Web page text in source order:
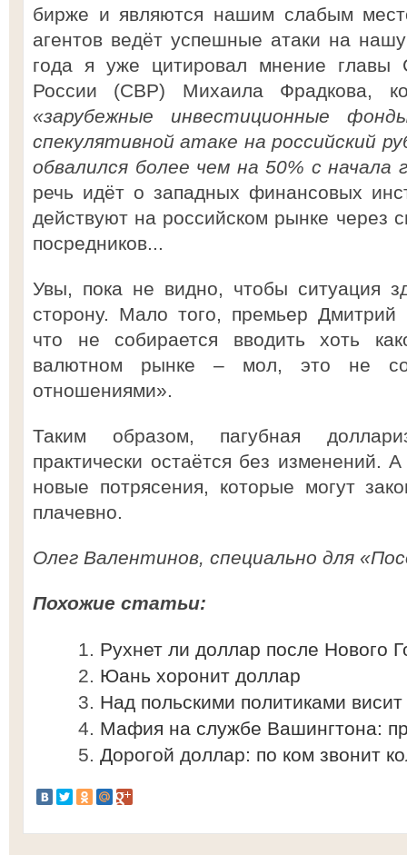
бирже и являются нашим слабым
агентов ведёт успешные атаки на
года я уже цитировал мнение главы
России (СВР) Михаила Фрадкова,
«зарубежные инвестиционные
спекулятивной атаке на российский
обвалился более чем на 50% с начала
речь идёт о западных финансовых
действуют на российском рынке через
посредников...
Увы, пока не видно, чтобы ситуация
сторону. Мало того, премьер
что не собирается вводить хоть
валютном рынке – мол, это не
отношениями».
Таким образом, пагубная
практически остаётся без изменений.
новые потрясения, которые могут
плачевно.
Олег Валентинов, специально для
Похожие статьи:
Рухнет ли доллар после Нового
Юань хоронит доллар
Над польскими политиками
Мафия на службе Вашингтона:
Дорогой доллар: по ком звонит